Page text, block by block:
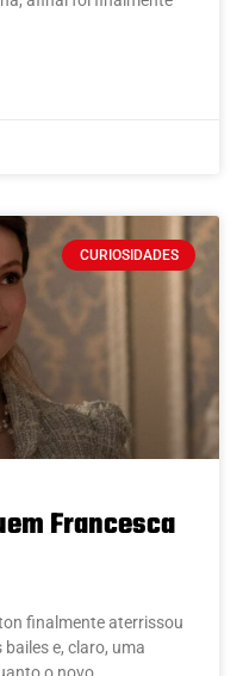
CURIOSIDADES
Francesca
finalmente aterrissou
e, claro, uma